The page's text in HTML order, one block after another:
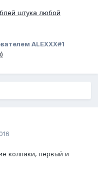
штука любой
ALEXXX#1
колпаки, первый и